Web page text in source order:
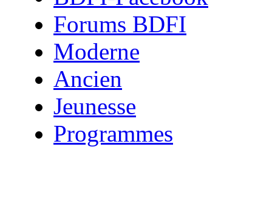
Forums BDFI
Moderne
Ancien
Jeunesse
Programmes